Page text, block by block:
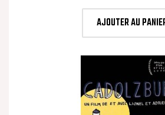
AJOUTER AU